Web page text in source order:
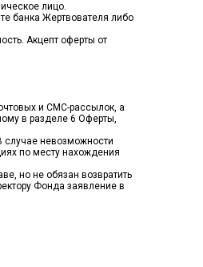
лицо.
банка Жертвователя либо
Акцепт оферты от
и СМС-рассылок, а
в разделе 6 Оферты,
случае невозможности
по месту нахождения
но не обязан возвратить
Фонда заявление в